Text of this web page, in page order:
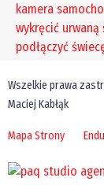
kamera
wykręcić urwaną
podłączyć
Wszelkie prawa
Maciej Kabłąk
Mapa Strony